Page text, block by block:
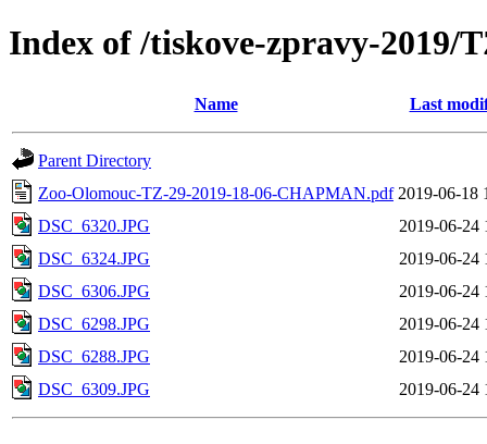
Index of /tiskove-zpravy-2019/
Name Last
Parent Directory
Zoo-Olomouc-TZ-29-2019-18-06-CHAPMAN.pdf 2019-06-18
DSC_6320.JPG
2019-06-24
DSC_6324.JPG
2019-06-24
DSC_6306.JPG
2019-06-24
DSC_6298.JPG
2019-06-24
DSC_6288.JPG
2019-06-24
DSC_6309.JPG
2019-06-24